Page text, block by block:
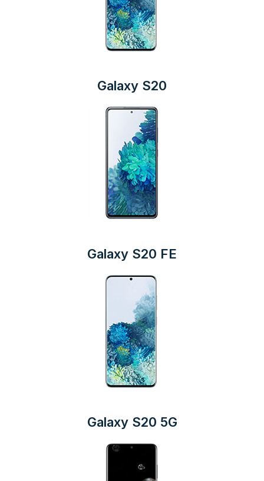
Galaxy S20
Galaxy S20 FE
Galaxy S20 5G